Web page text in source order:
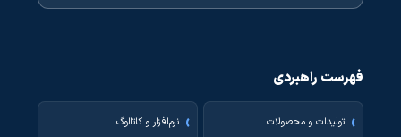
فهرست راهبردی
تولیدات و محصولات نرم‌افزار و کاتالوگ